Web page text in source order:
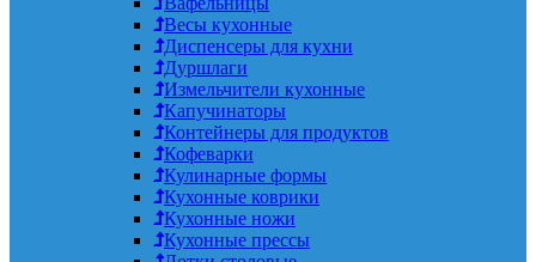
Весы кухонные
Диспенсеры для кухни
Дуршлаги
Измельчители кухонные
Капучинаторы
Контейнеры для продуктов
Кофеварки
Кулинарные формы
Кухонные коврики
Кухонные ножи
Кухонные прессы